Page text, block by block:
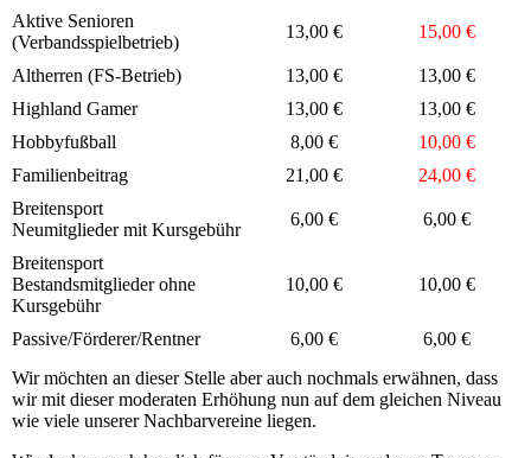
Aktive Senioren
(Verbandsspielbetrieb)
13,00 € 15,00 €
Altherren (FS-Betrieb) 13,00 €
13,00 €
Highland Gamer
13,00 €
13,00 €
Hobbyfußball
8,00 €
10,00 €
Familienbeitrag
21,00 €
24,00 €
Breitensport
Neumitglieder mit Kursgebühr
6,00 € 6,00 €
Breitensport
Bestandsmitglieder ohne
Kursgebühr
10,00 € 10,00 €
Passive/Förderer/Rentner 6,00 €
6,00 €
Wir möchten an dieser Stelle aber auch nochmals erwähnen, dass
wir mit dieser moderaten Erhöhung nun auf dem gleichen Niveau
wie viele unserer Nachbarvereine liegen.